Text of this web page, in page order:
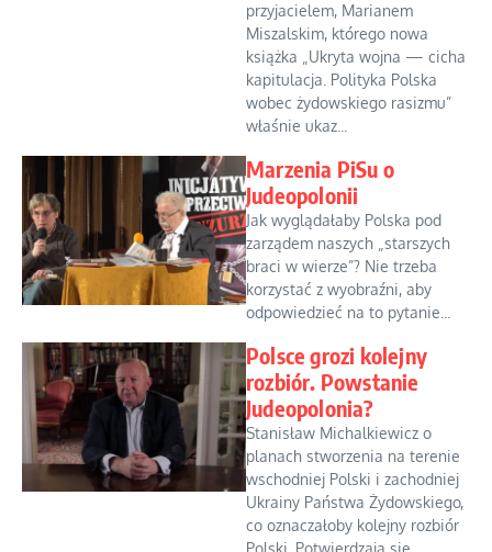
przyjacielem, Marianem
Miszalskim, którego nowa
książka „Ukryta wojna — cicha
kapitulacja. Polityka Polska
wobec żydowskiego rasizmu”
właśnie ukaz...
Marzenia PiSu o
Judeopolonii
Jak wyglądałaby Polska pod
zarządem naszych „starszych
braci w wierze”? Nie trzeba
korzystać z wyobraźni, aby
odpowiedzieć na to pytanie...
Polsce grozi kolejny
rozbiór. Powstanie
Judeopolonia?
Stanisław Michalkiewicz o
planach stworzenia na terenie
wschodniej Polski i zachodniej
Ukrainy Państwa Żydowskiego,
co oznaczałoby kolejny rozbiór
Polski. Potwierdzają się